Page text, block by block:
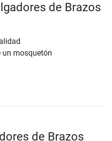
de Brazos
mosquetón
de Brazos